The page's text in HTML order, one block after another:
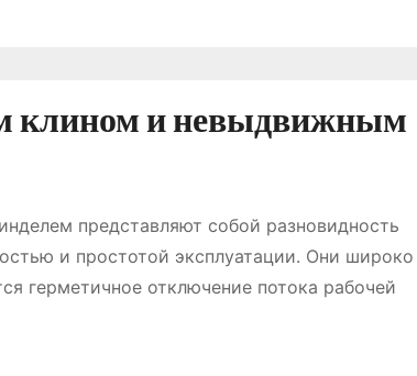
клином и невыдвижным
представляют собой разновидность
и простотой эксплуатации․ Они широко
герметичное отключение потока рабочей